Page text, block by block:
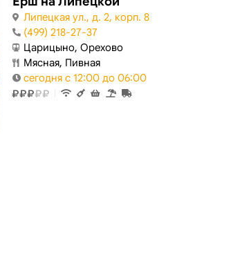
Липецкая ул., д. 2, корп. 8
(499) 218-27-37
Царицыно, Орехово
Мясная, Пивная
сегодня с 12:00 до 06:00